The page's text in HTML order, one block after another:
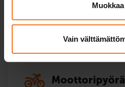
Muokkaa
Vain
Moottoripyörä